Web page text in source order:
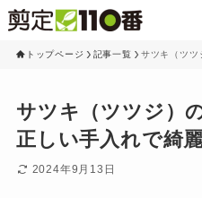
トップページ 記事一覧 サツキ（ツツ
サツキ（ツツジ）
正しい手入れで綺
2024年9月13日